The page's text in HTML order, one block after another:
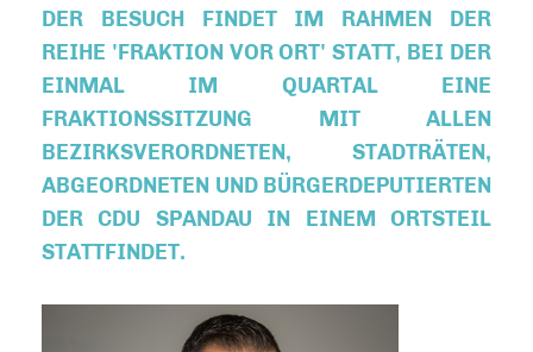
ER BESUCH FINDET IM RAHMEN DER R
EIHE 'FRAKTION VOR ORT' STATT, BEI DER E
INMAL IM QUARTAL EINE F
RAKTIONSSITZUNG MIT ALLEN B
EZIRKSVERORDNETEN, STADTRÄTEN, A
BGEORDNETEN UND BÜRGERDEPUTIERTEN D
ER CDU SPANDAU IN EINEM ORTSTEIL S
TATTFINDET.